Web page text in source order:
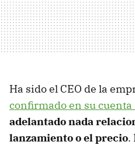
Ha sido el CEO de la
confirmado en su cuenta
adelantado nada
lanzamiento o el precio.